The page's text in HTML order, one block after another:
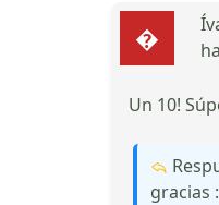
Un 10!
gracias